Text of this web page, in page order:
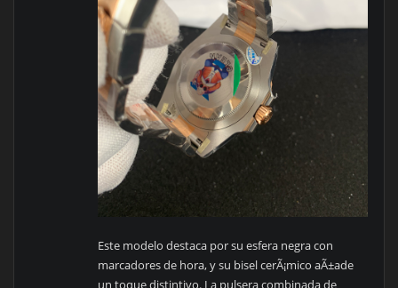
Este modelo destaca por su esfera negra con
marcadores de hora, y su bisel cerÃ¡mico aÃ±ade
un toque distintivo. La pulsera combinada de